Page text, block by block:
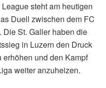
steht am heutigen
Duell zwischen dem FC
. Die St. Galler haben die
in Luzern den Druck
und den Kampf
weiter anzuheizen.